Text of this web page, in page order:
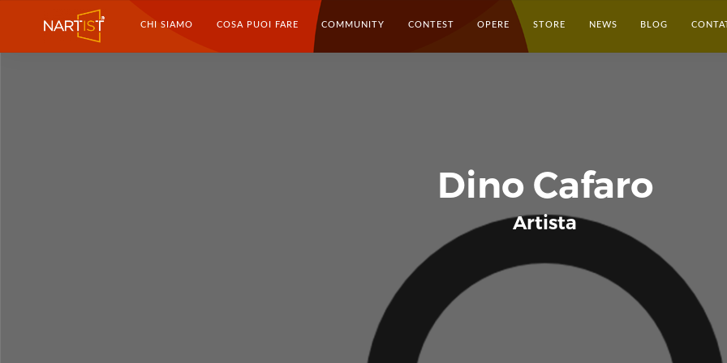
CHI SIAMO COSA PUOI FARE COMMUNITY CONTEST OPERE STORE NEWS BLOG
Dino Cafaro
Artista